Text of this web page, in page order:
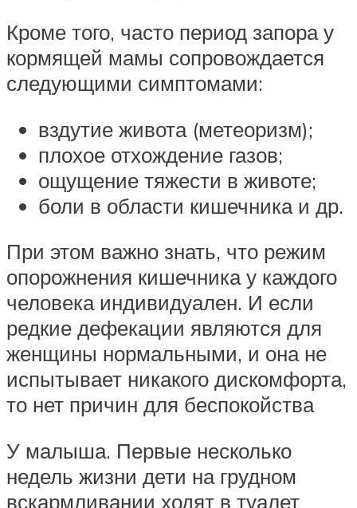
Кроме того, часто период запора у
кормящей мамы сопровождается
следующими симптомами:
вздутие живота (метеоризм);
плохое отхождение газов;
ощущение тяжести в животе;
боли в области кишечника и др.
При этом важно знать, что режим
опорожнения кишечника у каждого
человека индивидуален. И если
редкие дефекации являются для
женщины нормальными, и она не
испытывает никакого дискомфорта,
то нет причин для беспокойства
У малыша. Первые несколько
недель жизни дети на грудном
вскармливании ходят в туалет